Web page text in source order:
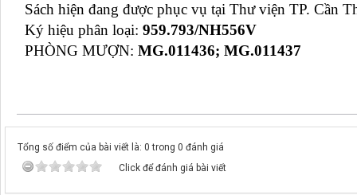
Sách hiện đang được phục vụ tại Thư viện TP. Cần
Ký hiệu phân loại: 959.793/NH556V
PHÒNG MƯỢN: MG.011436; MG.011437
Tổng số điểm của bài viết là: 0 trong 0 đánh giá
Click để đánh giá bài viết